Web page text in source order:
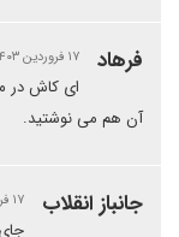
فرهاد ۱۷ فروردین ۱۴۰۳ | ۱۰:۲۶
ای کاش در
آن هم می نوشتید.
جانباز انقلاب ۱۷ فروردین ۱۴۰۳ | ۱۰:۴۱